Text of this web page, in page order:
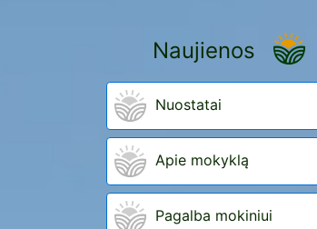
Naujienos
Nuostatai
Apie mokyklą
Pagalba mokiniui